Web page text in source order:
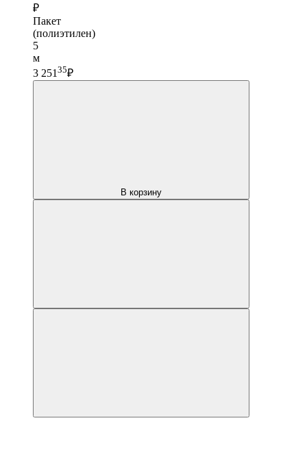
₽
Пакет
(полиэтилен)
5
м
3 251 35₽
В корзину